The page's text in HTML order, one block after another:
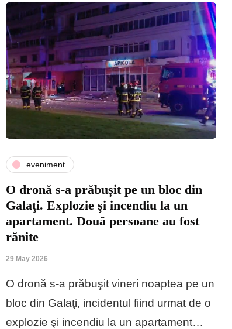
eveniment
O dronă s-a prăbușit pe un bloc din
Galaţi. Explozie şi incendiu la un
apartament. Două persoane au fost
rănite
29 May 2026
O dronă s-a prăbuşit vineri noaptea pe un
bloc din Galaţi, incidentul fiind urmat de o
explozie şi incendiu la un apartament…